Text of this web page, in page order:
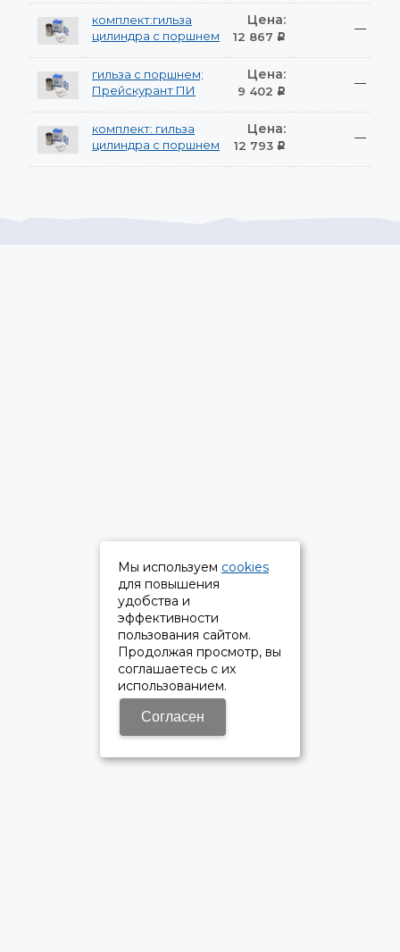
комплект:гильза
цилиндра с поршнем
Цена:
12 867 Р
—
гильза с поршнем;
Прейскурант ПИ
Цена:
9 402 Р
—
комплект: гильза
цилиндра с поршнем
Цена:
12 793 Р
—
Мы используем cookies
для повышения
удобства и
эффективности
пользования сайтом.
Продолжая просмотр, вы
соглашаетесь с их
использованием.
Согласен